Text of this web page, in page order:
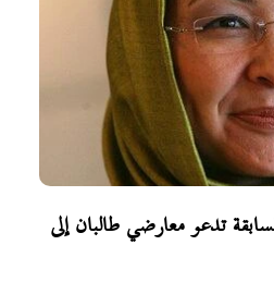
تدعو معارضي طالبان إلى